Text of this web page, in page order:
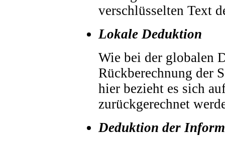
verschlüsselten Text
Lokale Deduktion
Wie bei der globalen
Rückberechnung der
hier bezieht es sich
zurückgerechnet
Deduktion der